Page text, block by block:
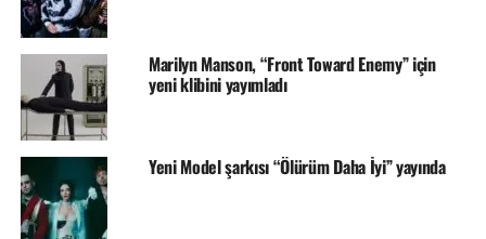
Marilyn Manson, “Front Toward Enemy” için
yeni klibini yayımladı
Yeni Model şarkısı “Ölürüm Daha İyi” yayında